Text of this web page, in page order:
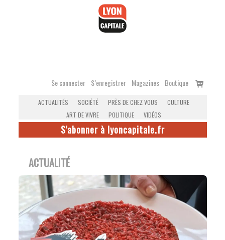
Se connecter S’enregistrer Magazines Boutique
Voir
ACTUALITÉS SOCIÉTÉ PRÈS DE CHEZ VOUS
CULTURE
ART DE VIVRE
POLITIQUE VIDÉOS
S'abonner à lyoncapitale.fr
ACTUALITÉ